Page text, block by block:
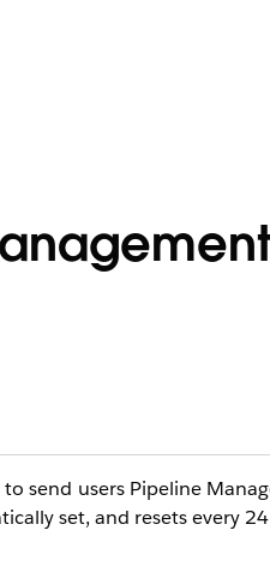
send users Pipeline
set, and resets every